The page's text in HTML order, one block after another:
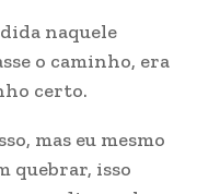
naquele
o caminho, era
certo.
mas eu mesmo
quebrar, isso